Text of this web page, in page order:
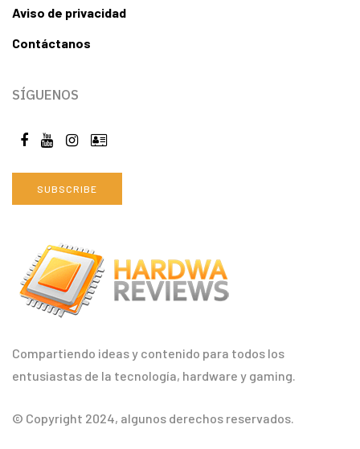
Compartiendo ideas y contenido para todos los
entusiastas de la tecnología, hardware y gaming.
© Copyright 2024, algunos derechos reservados.
Aviso de privacidad
Contáctanos
SÍGUENOS
SUBSCRIBE